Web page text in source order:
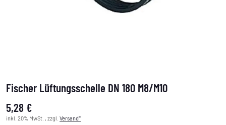
Fischer Lüftungsschelle DN 180 M8/M10
5,28 €
inkl. 20% MwSt. , zzgl. Versand*